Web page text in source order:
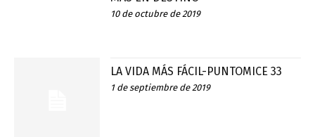
10 de octubre de 2019
LA VIDA MÁS FÁCIL-PUNTOMICE 33
1 de septiembre de 2019